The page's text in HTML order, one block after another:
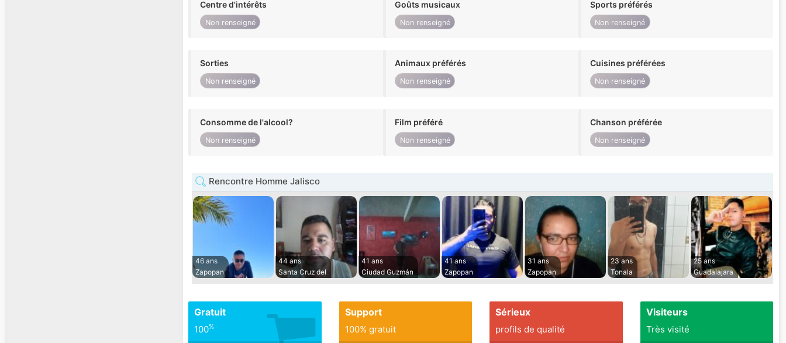
Centre d'intérêts
Non renseigné
Goûts musicaux
Non renseigné
Sports préférés
Non renseigné
Sorties
Non renseigné
Animaux préférés
Non renseigné
Cuisines préférées
Non renseigné
Consomme de l'alcool?
Non renseigné
Film préféré
Non renseigné
Chanson préférée
Non renseigné
Rencontre Homme Jalisco
46 ans
Zapopan
44 ans
Santa Cruz del
41 ans
Ciudad Guzmán
41 ans
Zapopan
31 ans
Zapopan
23 ans
Tonala
25 ans
Guadalajara
Gratuit
100%
Support
100% gratuit
Sérieux
profils de qualité
Visiteurs
Très visité